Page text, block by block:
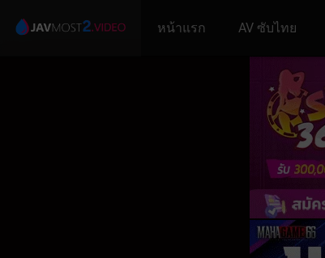
หน้าแรก AV ซับไทย